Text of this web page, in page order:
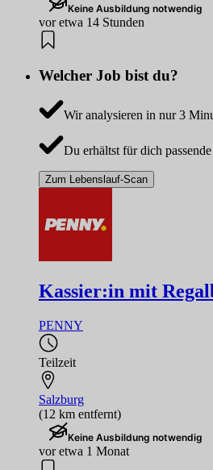
Keine Ausbildung notwendig
vor etwa 14 Stunden
Welcher Job bist du?
Wir analysieren in nur 3
Du erhältst für dich
Zum Lebenslauf-Scan
Kassier:in mit
PENNY
Teilzeit
Salzburg
(12 km entfernt)
Keine Ausbildung notwendig
vor etwa 1 Monat